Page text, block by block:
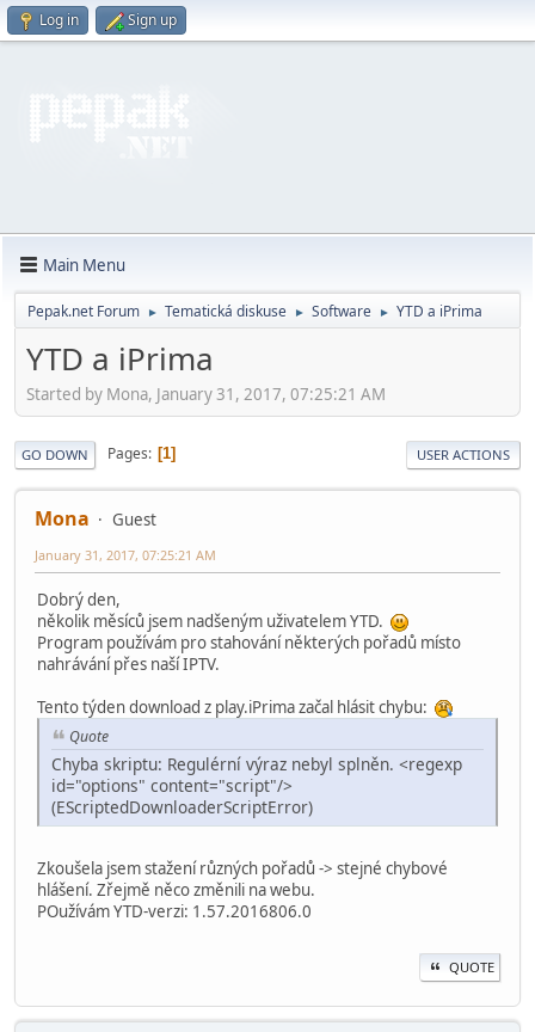
Log in Sign up
Main Menu
Pepak.net Forum ► Tematická diskuse ► Software ► YTD a iPrima
YTD a iPrima
Started by Mona, January 31, 2017, 07:25:21 AM
GO DOWN Pages 1 USER ACTIONS
Mona Guest
January 31, 2017, 07:25:21 AM
Dobrý den,
několik měsíců jsem nadšeným uživatelem YTD.
Program používám pro stahování některých pořadů místo
nahrávání přes naší IPTV.
Tento týden download z play.iPrima začal hlásit chybu:
Quote
Chyba skriptu: Regulérní výraz nebyl splněn. <regexp
id="options" content="script"/>
(EScriptedDownloaderScriptError)
Zkoušela jsem stažení různých pořadů -> stejné chybové
hlášení. Zřejmě něco změnili na webu.
POužívám YTD-verzi: 1.57.2016806.0
QUOTE